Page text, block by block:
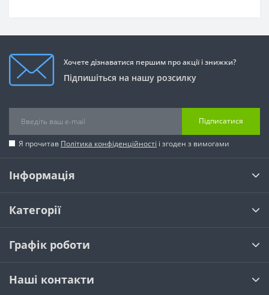
Хочете дізнаватися першим про акції і знижки?
Підпишіться на нашу розсилку
Підписатися
Я прочитав Політика конфіденційності і згоден з вимогами
Інформація
Категорії
Графік роботи
Наші контакти